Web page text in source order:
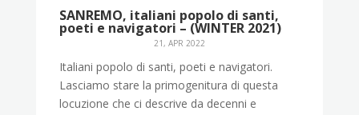
SANREMO, italiani popolo di santi,
poeti e navigatori – (WINTER 2021)
21, APR 2022
Italiani popolo di santi, poeti e navigatori.
Lasciamo stare la primogenitura di questa
locuzione che ci descrive da decenni e